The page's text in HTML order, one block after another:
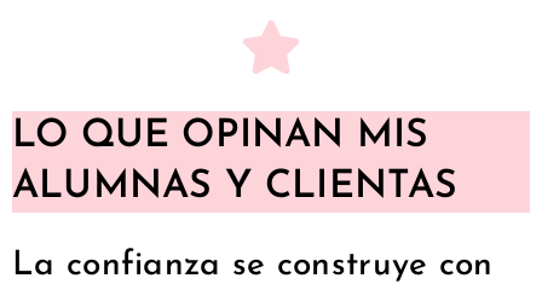
LO QUE OPINAN MIS
ALUMNAS Y CLIENTAS
La confianza se construye con